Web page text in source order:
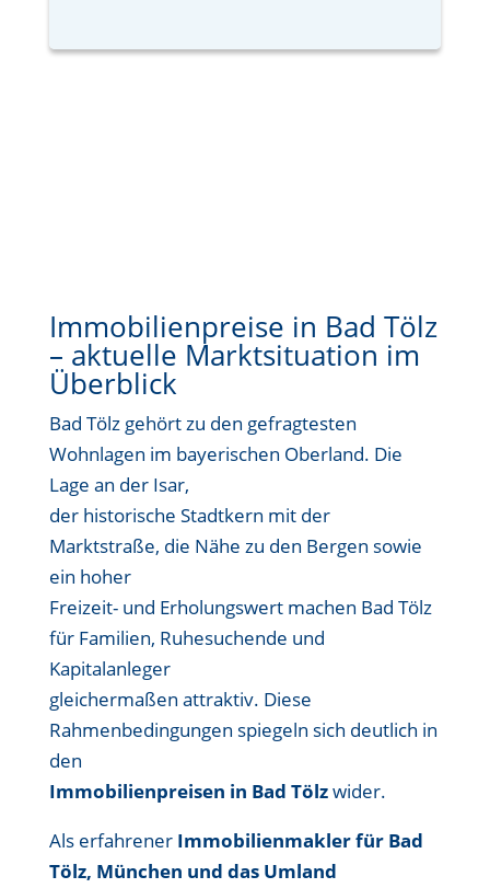
Immobilienpreise in Bad Tölz
– aktuelle Marktsituation im
Überblick
Bad Tölz gehört zu den gefragtesten
Wohnlagen im bayerischen Oberland. Die
Lage an der Isar,
der historische Stadtkern mit der
Marktstraße, die Nähe zu den Bergen sowie
ein hoher
Freizeit- und Erholungswert machen Bad Tölz
für Familien, Ruhesuchende und
Kapitalanleger
gleichermaßen attraktiv. Diese
Rahmenbedingungen spiegeln sich deutlich in
den
Immobilienpreisen in Bad Tölzwider.
Als erfahrener Immobilienmakler für Bad
Tölz, München und das Umland